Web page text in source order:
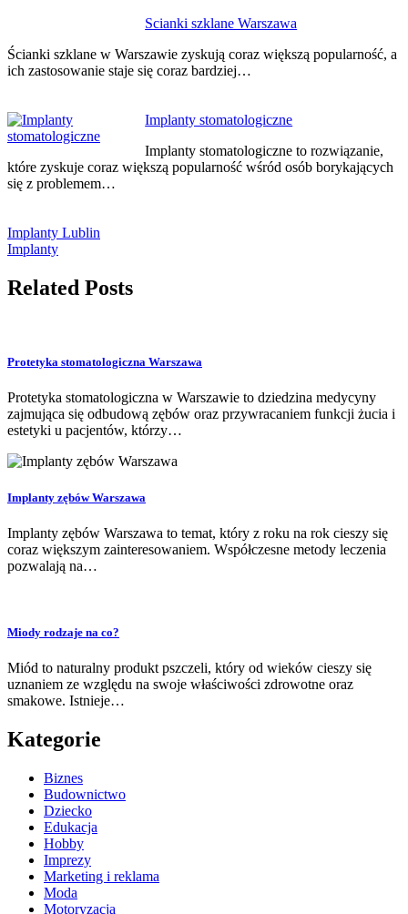
Scianki szklane Warszawa
Ścianki szklane w Warszawie zyskują coraz większą popularność, a
ich zastosowanie staje się coraz bardziej…
Implanty stomatologiczne
Implanty stomatologiczne to rozwiązanie,
które zyskuje coraz większą popularność wśród osób borykających
się z problemem…
Implanty Lublin
Implanty
Related Posts
Protetyka stomatologiczna Warszawa
Protetyka stomatologiczna w Warszawie to dziedzina medycyny
zajmująca się odbudową zębów oraz przywracaniem funkcji żucia i
estetyki u pacjentów, którzy…
Implanty zębów Warszawa
Implanty zębów Warszawa to temat, który z roku na rok cieszy się
coraz większym zainteresowaniem. Współczesne metody leczenia
pozwalają na…
Miody rodzaje na co?
Miód to naturalny produkt pszczeli, który od wieków cieszy się
uznaniem ze względu na swoje właściwości zdrowotne oraz
smakowe. Istnieje…
Kategorie
Biznes
Budownictwo
Dziecko
Edukacja
Hobby
Imprezy
Marketing i reklama
Moda
Motoryzacja